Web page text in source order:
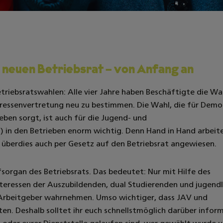
neuen Betriebsrat – von Anfang an
Alle vier Jahre haben Beschäftigte die
neu zu bestimmen. Die Wahl, die für
sorgt, ist auch für die Jugend- und
in den Betrieben enorm wichtig. Denn Hand in Hand
auch per Gesetz auf den Betriebsrat angewiesen.
des Betriebsrats. Das bedeutet: Nur mit Hilfe des
der Auszubildenden, dual Studierenden und
wahrnehmen. Umso wichtiger, dass JAV und
Deshalb solltet ihr euch schnellstmöglich darüber